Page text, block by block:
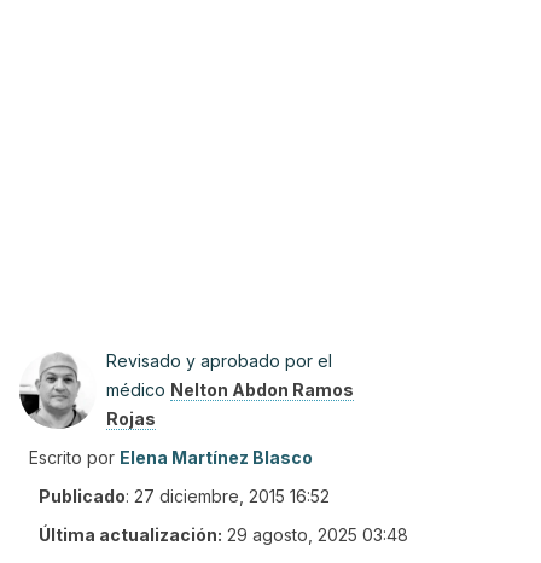
Revisado y aprobado por el
médico Nelton Abdon Ramos
Rojas
Escrito por Elena Martínez Blasco
Publicado: 27 diciembre, 2015 16:52
Última actualización: 29 agosto, 2025 03:48